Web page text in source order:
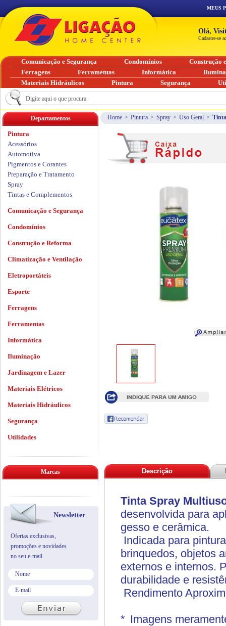
Home > Pintura > Spray > Uso Geral >
Descrição
Tinta Spray
desenvolvida para
gesso e cerâmica.
Indicada para
brinquedos, objetos
externos e internos.
durabilidade e
Rendimento
* Imagens
Departamentos
Pintura
Acessórios
Automotiva
Pigmentos e Corantes
Preparação e Tratamento
Spray
Tintas e Complementos
Comunicação e Segurança
Condomínios
Construção e Reforma
Climatização e Ventilação
Eletroportáteis
Esporte
Ferragens
Ferramentas
Informática
Iluminação
Jardinagem e Lazer
Materiais Elétricos
Materiais Hidráulicos
Segurança
Utilidades
Marcas
Newsletter
Ofertas exclusivas,
promoções e novidades
no seu e-mail.
MEUS
Olá,
Cadastre-se
Comunicação e Segurança Condomínios
Construção
Ferragens
Ferramentas Informática
Materiais Hidráulicos
Pintura Segurança